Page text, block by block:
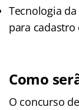
Tecnologia
para cadastro
Como
O concurso